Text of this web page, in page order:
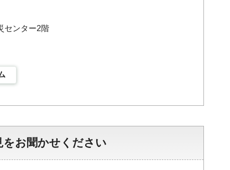
センター2階
お聞かせください